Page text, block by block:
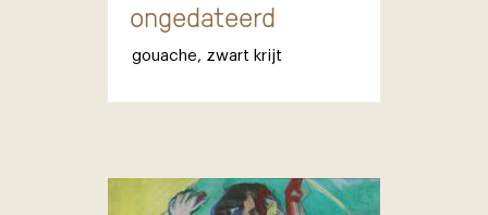
ongedateerd
gouache, zwart krijt